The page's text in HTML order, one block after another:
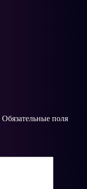
Обязательные поля